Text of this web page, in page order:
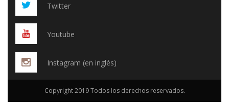
Twitter
Youtube
Instagram (en inglés)
Copyright 2019 Todos los derechos reservados.